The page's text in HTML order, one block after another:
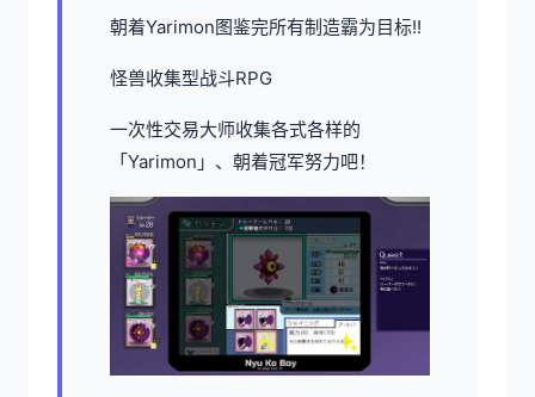
朝着Yarimon图鉴完所有制造霸为目标!!
怪兽收集型战斗RPG
一次性交易大师收集各式各样的
「Yarimon」、朝着冠军努力吧！